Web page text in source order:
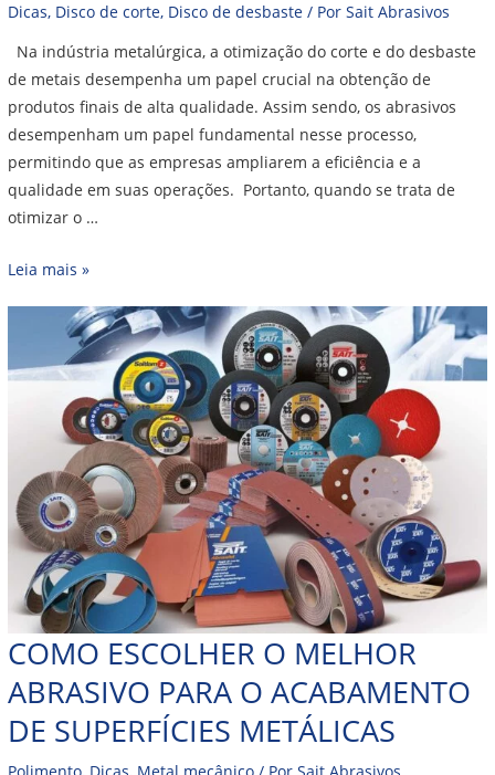
Dicas, Disco de corte, Disco de desbaste / PorSait Abrasivos
Na indústria metalúrgica, a otimização do corte e do desbaste
de metais desempenha um papel crucial na obtenção de
produtos finais de alta qualidade. Assim sendo, os abrasivos
desempenham um papel fundamental nesse processo,
permitindo que as empresas ampliarem a eficiência e a
qualidade em suas operações. Portanto, quando se trata de
otimizar o …
Leia mais »
COMO ESCOLHER O MELHOR
ABRASIVO PARA O ACABAMENTO
DE SUPERFÍCIES METÁLICAS